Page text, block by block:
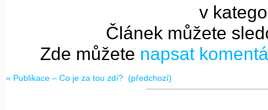
v
Článek můžete
Zde můžete napsat
« Publikace – Co je za tou zdí? (předchozí)